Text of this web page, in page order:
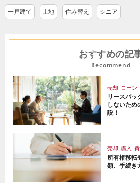
一戸建て 土地 住み替え シニア
おすすめの記
Recommend
売却 ローン
リースバッ
しないため
説！
売却 購入 費
所有権移転
類、手続き